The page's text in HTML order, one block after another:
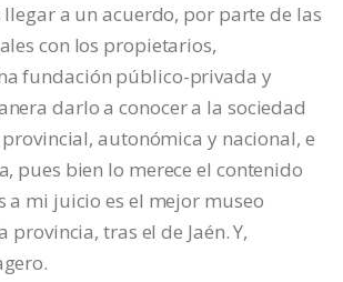
a un acuerdo, por parte de las
con los propietarios,
fundación público-privada y
darlo a conocer a la sociedad
autonómica y nacional, e
pues bien lo merece el contenido
a mi juicio es el mejor museo
tras el de Jaén. Y,